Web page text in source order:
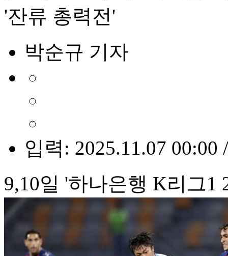
'잔류 총력전'
박순규 기자
입력: 2025.11.07 00:00
9,10일 '하나은행 K리그1